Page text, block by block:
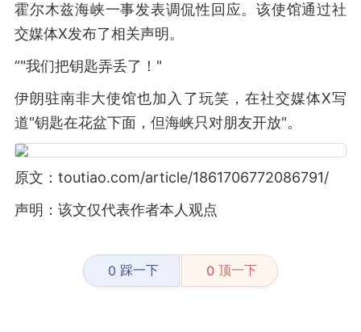
霍尔木兹海峡一事发表调侃性回应。该使馆通过社
交媒体X发布了相关声明。
“"我们把钥匙弄丢了！"
伊朗驻南非大使馆也加入了玩笑，在社交媒体X写
道"钥匙在花盆下面，但海峡只对朋友开放"。
原文：toutiao.com/article/1861706772086791/
声明：该文仅代表作者本人观点
0 踩一下 0 顶一下